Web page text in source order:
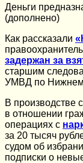
Деньги
(дополнено)
Как рассказали
задержан за
старшим
УМВД по
В производстве
в отношении
операциях с
за 20 тысяч
судом об
подписки о